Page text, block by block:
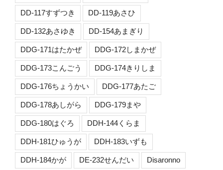
DD-117すずつき DD-119あさひ
DD-132あさゆき DD-154あまぎり
DDG-171はたかぜ DDG-172しまかぜ
DDG-173こんごう DDG-174きりしま
DDG-176ちょうかい DDG-177あたご
DDG-178あしがら DDG-179まや
DDG-180はぐろ DDH-144くらま
DDH-181ひゅうが DDH-183いずも
DDH-184かが DE-232せんだい Disaronno